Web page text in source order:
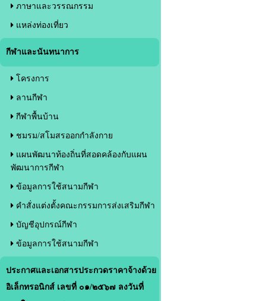
ภาษาและวรรณกรรม
แหล่งท่องเที่ยว
กีฬาและนันทนาการ
โครงการ
ลานกีฬา
กีฬาพื้นบ้าน
ชมรม/สโมสรออกกำลังกาย
แผนพัฒนาท้องถิ่นที่สอดคล้องกับแผน
พัฒนาการกีฬา
ข้อมูลการใช้สนามกีฬา
คำสั่งแต่งตั้งคณะกรรมการส่งเสริมกีฬา
บัญชีอุปกรณ์กีฬา
ข้อมูลการใช้สนามกีฬา
ประกาศและเอกสารประกวดราคาจ้างด้วย
อิเล็กทรอนิกส์ เลขที่ ๐๑/๒๕๖๗ ลงวันที่